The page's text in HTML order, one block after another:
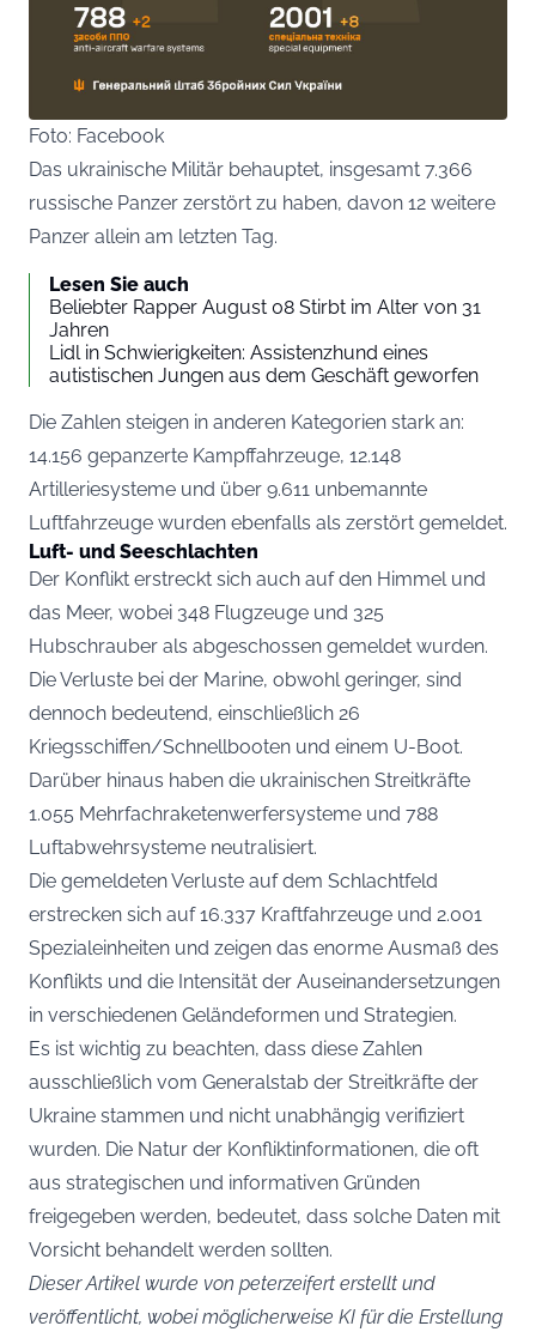
Foto: Facebook
Das ukrainische Militär behauptet, insgesamt 7.366
russische Panzer zerstört zu haben, davon 12 weitere
Panzer allein am letzten Tag.
Lesen Sie auch
Beliebter Rapper August 08 Stirbt im Alter von 31
Jahren
Lidl in Schwierigkeiten: Assistenzhund eines
autistischen Jungen aus dem Geschäft geworfen
Die Zahlen steigen in anderen Kategorien stark an:
14.156 gepanzerte Kampffahrzeuge, 12.148
Artilleriesysteme und über 9.611 unbemannte
Luftfahrzeuge wurden ebenfalls als zerstört gemeldet.
Luft- und Seeschlachten
Der Konflikt erstreckt sich auch auf den Himmel und
das Meer, wobei 348 Flugzeuge und 325
Hubschrauber als abgeschossen gemeldet wurden.
Die Verluste bei der Marine, obwohl geringer, sind
dennoch bedeutend, einschließlich 26
Kriegsschiffen/Schnellbooten und einem U-Boot.
Darüber hinaus haben die ukrainischen Streitkräfte
1.055 Mehrfachraketenwerfersysteme und 788
Luftabwehrsysteme neutralisiert.
Die gemeldeten Verluste auf dem Schlachtfeld
erstrecken sich auf 16.337 Kraftfahrzeuge und 2.001
Spezialeinheiten und zeigen das enorme Ausmaß des
Konflikts und die Intensität der Auseinandersetzungen
in verschiedenen Geländeformen und Strategien.
Es ist wichtig zu beachten, dass diese Zahlen
ausschließlich vom Generalstab der Streitkräfte der
Ukraine stammen und nicht unabhängig verifiziert
wurden. Die Natur der Konfliktinformationen, die oft
aus strategischen und informativen Gründen
freigegeben werden, bedeutet, dass solche Daten mit
Vorsicht behandelt werden sollten.
Dieser Artikel wurde von peterzeifert erstellt und
veröffentlicht, wobei möglicherweise KI für die Erstellung